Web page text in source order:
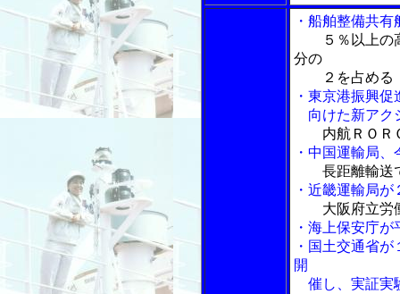
・船舶整備共
５％以上
分の
２を占める
・東京港振興
向けた新アク
内航ＲＯＲ
・中国運輸局
長距離輸送
・近畿運輸局
大阪府立労
・海上保安庁
・国土交通省
開
催し、実証実